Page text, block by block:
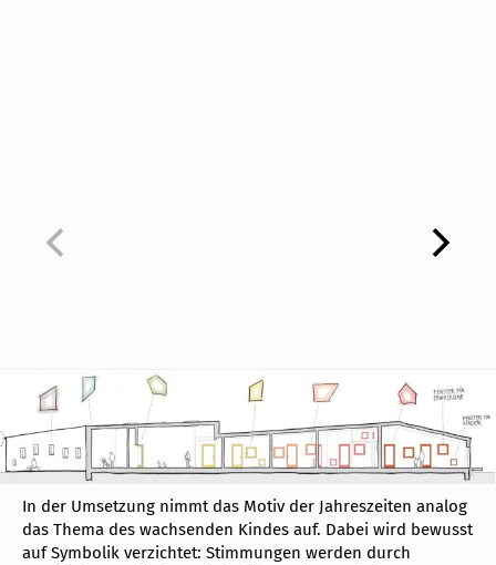
In der Umsetzung nimmt das Motiv der Jahreszeiten analog
das Thema des wachsenden Kindes auf. Dabei wird bewusst
auf Symbolik verzichtet: Stimmungen werden durch